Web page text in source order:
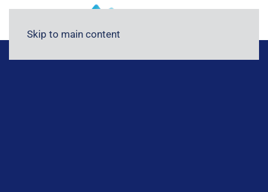
Skip to main content